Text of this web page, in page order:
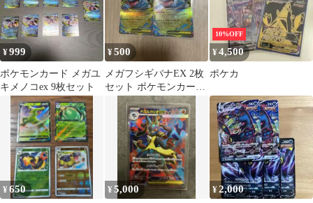
¥999
ポケモンカード メガユ
キメノコex 9枚セット
¥500
メガフシギバナEX 2枚
セット ポケモンカード
10%OFF
¥4,500
ポケカ
¥650 ¥5,000 ¥2,000